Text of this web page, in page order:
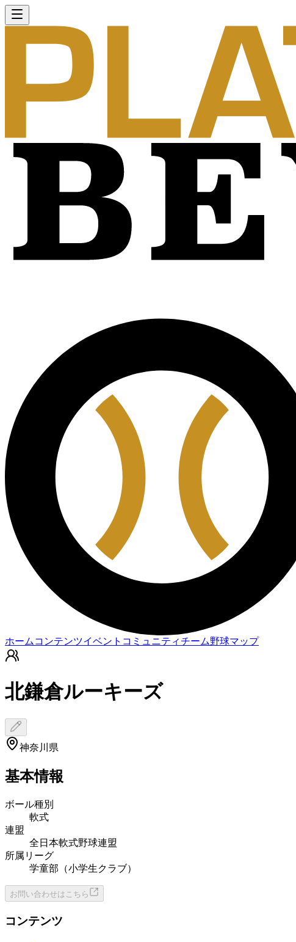
ホーム コンテンツイベント コミュニティチーム野球マップ
北鎌倉ルーキーズ
神奈川県
基本情報
ボール種別
軟式
連盟
全日本軟式野球連盟
所属リーグ
学童部（小学生クラブ）
お問い合わせはこちら
コンテンツ